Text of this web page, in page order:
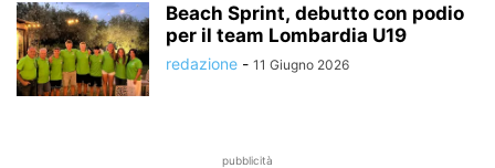
Beach Sprint, debutto con podio
per il team Lombardia U19
redazione - 11 Giugno 2026
pubblicità